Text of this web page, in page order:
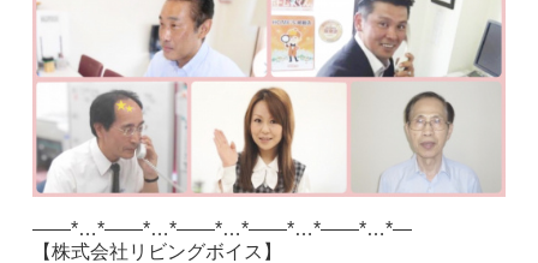
——*…*——*…*——*…*——*…*——*…*—
【株式会社リビングボイス】